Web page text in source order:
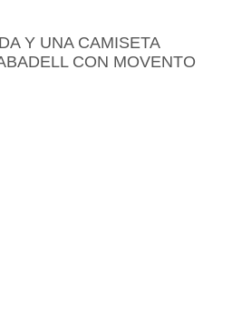
Y UNA CAMISETA
CON MOVENTO